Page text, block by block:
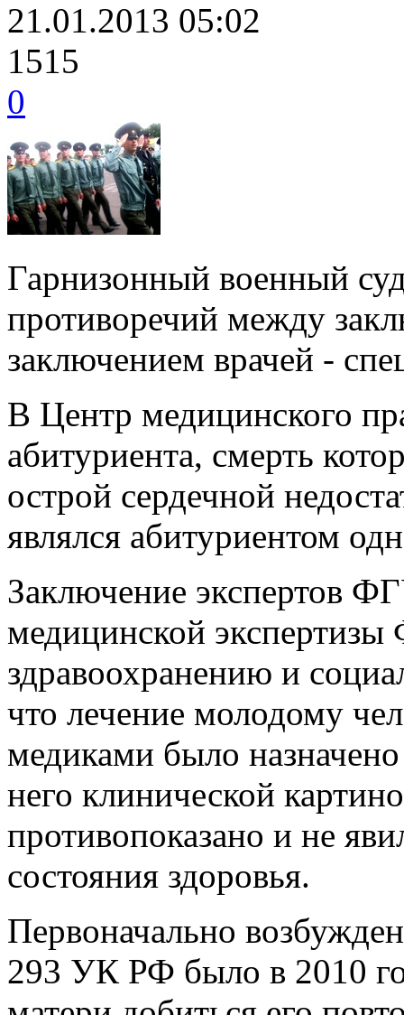
21.01.2013 05:02
1515
0
Гарнизонный военный
противоречий между
заключением врачей -
В Центр медицинского
абитуриента, смерть
острой сердечной
являлся абитуриентом
Заключение экспертов
медицинской экспертизы
здравоохранению и
что лечение молодому
медиками было
него клинической
противопоказано и не
состояния здоровья.
Первоначально
293 УК РФ было в 2010